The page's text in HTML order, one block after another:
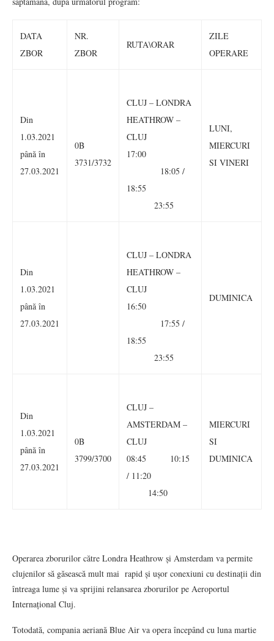
DATA
ZBOR
NR.
ZBOR
RUTA\ORAR
ZILE
OPERARE
Din
1.03.2021
până în
27.03.2021
0B
3731/3732
CLUJ – LONDRA
HEATHROW –
CLUJ
17:00
18:05 /
18:55
23:55
LUNI,
MIERCURI
SI VINERI
Din
1.03.2021
până în
27.03.2021
CLUJ – LONDRA
HEATHROW –
CLUJ
16:50
17:55 /
18:55
23:55
DUMINICA
Din
1.03.2021
până în
27.03.2021
0B
3799/3700
CLUJ –
AMSTERDAM –
CLUJ
08:45 10:15
/ 11:20
14:50
MIERCURI
SI
DUMINICA
Operarea zborurilor către Londra Heathrow și Amsterdam va permite
clujenilor să găsească mult mai rapid și ușor conexiuni cu destinații din
întreaga lume și va sprijini relansarea zborurilor pe Aeroportul
Internațional Cluj.
Totodată, compania aeriană Blue Air va opera începând cu luna martie